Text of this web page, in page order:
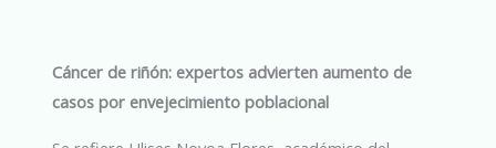
Cáncer de riñón: expertos advierten aumento de
casos por envejecimiento poblacional